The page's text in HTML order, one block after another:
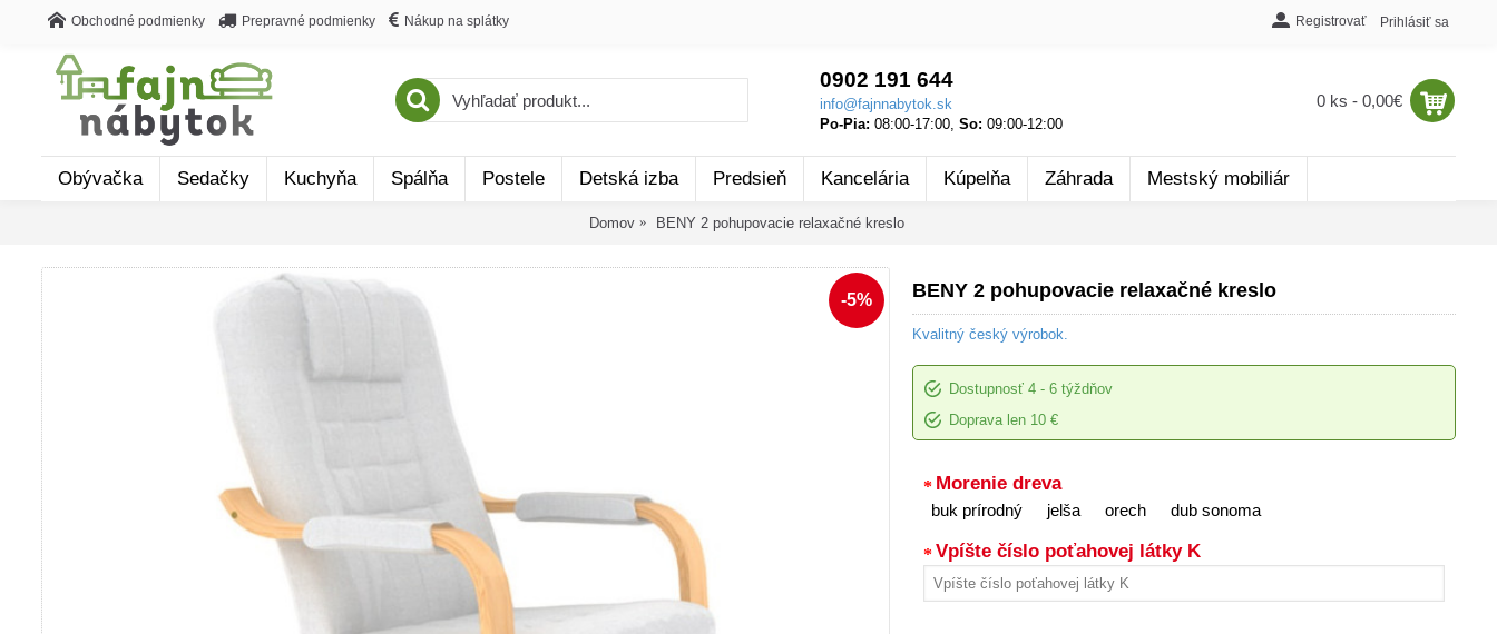
Obchodné podmienky Prepravné podmienky Nákup na splátky Registrovať Prihlásiť sa
0902 191 644
info@fajnnabytok.sk
Po-Pia: 08:00-17:00, So: 09:00-12:00
0 ks - 0,00€
Obývačka Sedačky Kuchyňa Spálňa Postele Detská izba Predsieň Kancelária Kúpelňa Záhrada Mestský mobiliár
Domov BENY 2 pohupovacie relaxačné kreslo
-5% BENY 2 pohupovacie relaxačné kreslo
Kvalitný český výrobok.
Dostupnosť 4 - 6 týždňov
Doprava len 10 €
Morenie dreva
buk prírodný jelša orech dub sonoma
Vpíšte číslo poťahovej látky K